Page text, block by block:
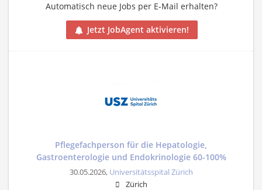
Automatisch neue Jobs per E-Mail erhalten?
Jetzt JobAgent aktivieren!
Pflegefachperson für die Hepatologie,
Gastroenterologie und Endokrinologie 60-100%
30.05.2026, Universitätsspital Zürich
Zürich